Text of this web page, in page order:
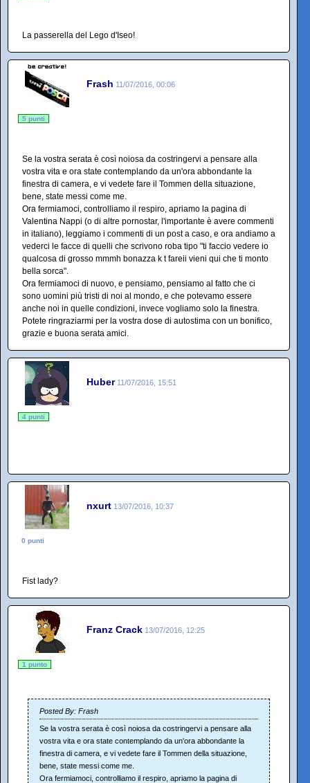
La passerella del Lego d'Iseo!
Frash 11/07/2016, 00:06
5 punti
Se la vostra serata è così noiosa da costringervi a pensare alla
vostra vita e ora state contemplando da un'ora abbondante la
finestra di camera, e vi vedete fare il Tommen della situazione,
bene, state messi come me.
Ora fermiamoci, controlliamo il respiro, apriamo la pagina di
Valentina Nappi (o di altre pornostar, l'importante è avere commenti
in italiano), leggiamo i commenti di un post a caso, e ora andiamo a
vederci le facce di quelli che scrivono roba tipo "ti faccio vedere io
qualcosa di grosso mmmh bonazza k t fareii vieni qui che ti monto
bella sorca".
Ora fermiamoci di nuovo, e pensiamo, pensiamo al fatto che ci
sono uomini più tristi di noi al mondo, e che potevamo essere
anche noi in quelle condizioni, invece vogliamo solo la finestra.
Potete ringraziarmi per la vostra dose di autostima con un bonifico,
grazie e buona serata amici.
Huber 11/07/2016, 15:51
4 punti
nxurt 13/07/2016, 10:37
0 punti
Fist lady?
Franz Crack 13/07/2016, 12:25
1 punto
Posted By: Frash
Se la vostra serata è così noiosa da costringervi a pensare alla
vostra vita e ora state contemplando da un'ora abbondante la
finestra di camera, e vi vedete fare il Tommen della situazione,
bene, state messi come me.
Ora fermiamoci, controlliamo il respiro, apriamo la pagina di